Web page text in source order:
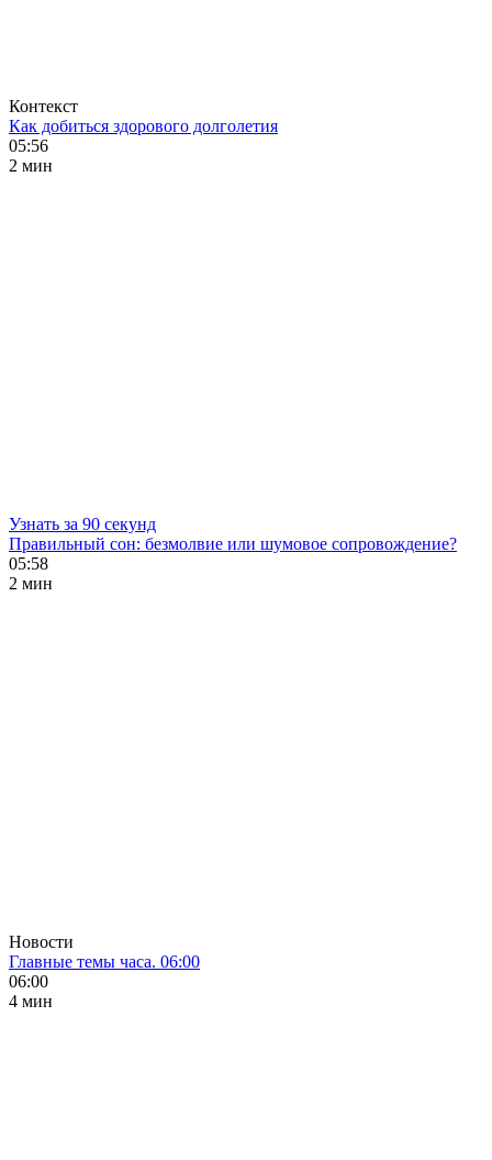
Контекст
Как добиться здорового долголетия
05:56
2 мин
Узнать за 90 секунд
Правильный сон: безмолвие или шумовое сопровождение?
05:58
2 мин
Новости
Главные темы часа. 06:00
06:00
4 мин